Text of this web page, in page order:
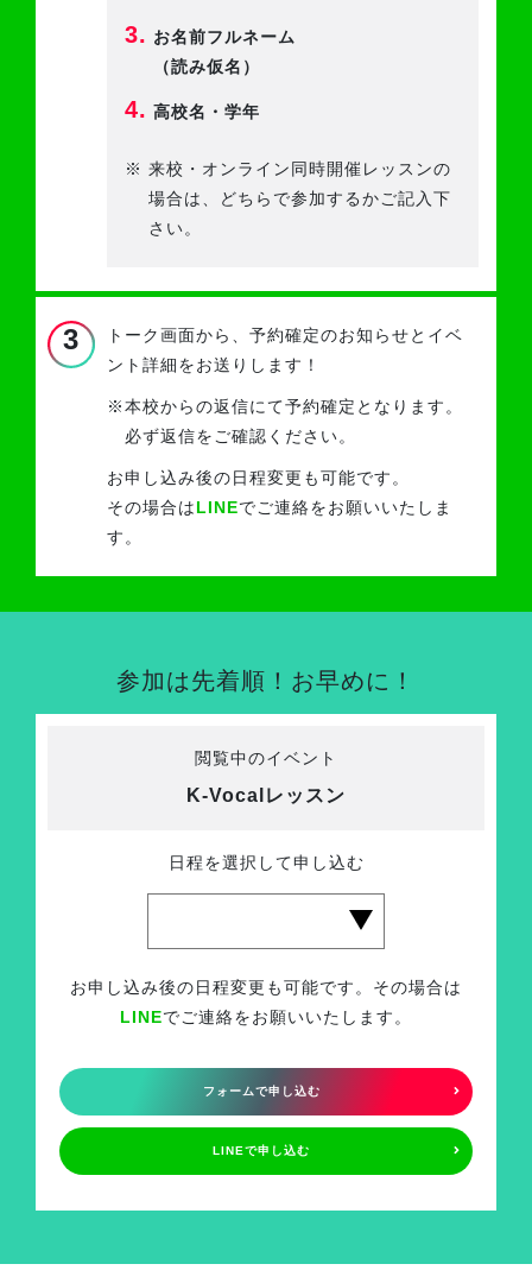
3. お名前フルネーム
（読み仮名）
4. 高校名・学年
※ 来校・オンライン同時開催レッスンの
場合は、どちらで参加するかご記入下
さい。
3 トーク画面から、予約確定のお知らせと イベ
ント詳細をお送りします！
※本校からの返信にて予約確定となります。
必ず返信をご確認ください。
お申し込み後の日程変更も可能です。
その場合はLINEでご連絡をお願いいたしま
す。
参加は先着順！お早めに！
閲覧中のイベント
K-Vocalレッスン
日程を選択して申し込む
お申し込み後の日程変更も可能です。その場合は
LINEでご連絡をお願いいたします。
フォームで申し込む
LINEで申し込む